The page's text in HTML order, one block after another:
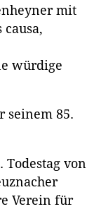
mit
würdige
seinem 85.
von
Verein für